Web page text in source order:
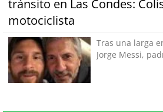
tránsito en Las Condes:
motociclista
Tras una larga
Jorge Messi,